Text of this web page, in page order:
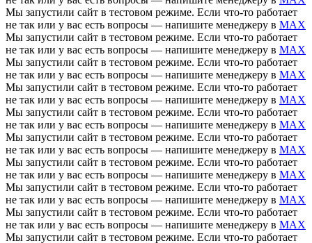
Мы запустили сайт в тестовом режиме. Если что-то работает
не так или у вас есть вопросы — напишите менеджеру в MAX
Мы запустили сайт в тестовом режиме. Если что-то работает
не так или у вас есть вопросы — напишите менеджеру в MAX
Мы запустили сайт в тестовом режиме. Если что-то работает
не так или у вас есть вопросы — напишите менеджеру в MAX
Мы запустили сайт в тестовом режиме. Если что-то работает
не так или у вас есть вопросы — напишите менеджеру в MAX
Мы запустили сайт в тестовом режиме. Если что-то работает
не так или у вас есть вопросы — напишите менеджеру в MAX
Мы запустили сайт в тестовом режиме. Если что-то работает
не так или у вас есть вопросы — напишите менеджеру в MAX
Мы запустили сайт в тестовом режиме. Если что-то работает
не так или у вас есть вопросы — напишите менеджеру в MAX
Мы запустили сайт в тестовом режиме. Если что-то работает
не так или у вас есть вопросы — напишите менеджеру в MAX
Мы запустили сайт в тестовом режиме. Если что-то работает
не так или у вас есть вопросы — напишите менеджеру в MAX
Мы запустили сайт в тестовом режиме. Если что-то работает